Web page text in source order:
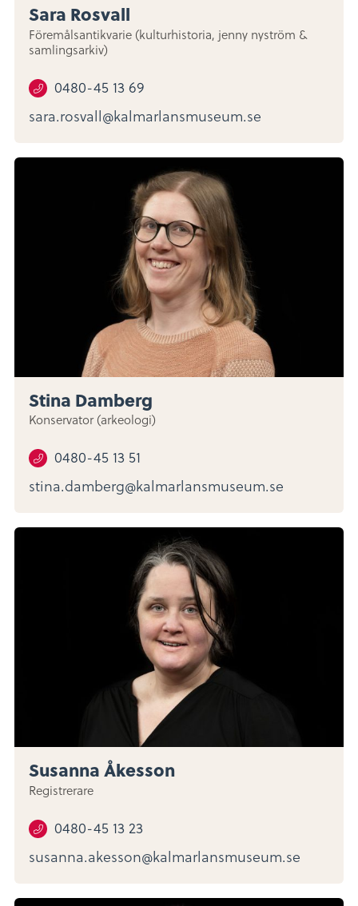
Sara Rosvall
Föremålsantikvarie (kulturhistoria, jenny nyström &
samlingsarkiv)
0480-45 13 69
sara.rosvall@kalmarlansmuseum.se
Stina Damberg
Konservator (arkeologi)
0480-45 13 51
stina.damberg@kalmarlansmuseum.se
Susanna Åkesson
Registrerare
0480-45 13 23
susanna.akesson@kalmarlansmuseum.se